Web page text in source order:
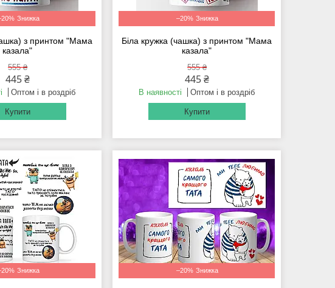
з принтом "Мама
казала"
555 ₴
445 ₴
Оптом і в роздріб
Купити
–20%
Біла кружка (чашка) з принтом "Мама
казала"
555 ₴
445 ₴
В наявності Оптом і в роздріб
Купити
–20%